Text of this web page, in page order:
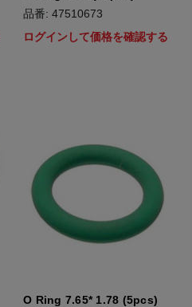
品番: 47510673
ログインして価格を確認する
O Ring 7.65* 1.78 (5pcs)